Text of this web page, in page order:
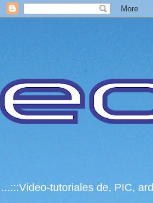
...:::Video-tutoriales de, PIC,